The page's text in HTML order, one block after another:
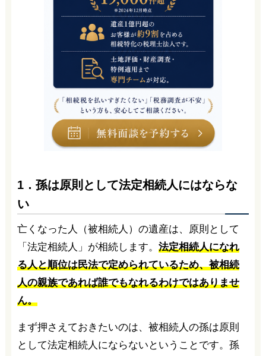
1．孫は原則として法定相続人にはならな
い
亡くなった人（被相続人）の遺産は、原則として
「法定相続人」が相続します。 法定相続人になれ
る人と順位は民法で定められているため、被相続
人の親族であれば誰でもなれるわけではありませ
ん。
まず押さえておきたいのは、被相続人の孫は原則
として法定相続人にならないということです。孫